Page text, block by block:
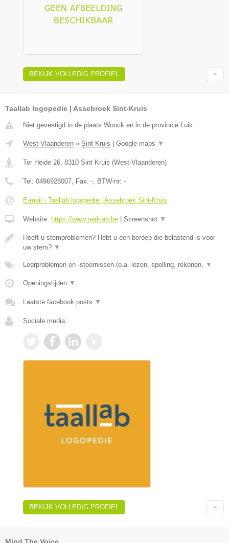
BEKIJK VOLLEDIG PROFIEL
Taallab logopedie | Assebroek Sint-Kruis
Niet gevestigd in de plaats Wonck en in de provincie Luik.
West-Vlaanderen » Sint Kruis | Google maps ▼
Ter Heide 26 8310 Sint Kruis (West-Vlaanderen)
Tel: 0496928007 , Fax: - , BTW-nr: -
E-mail › Taallab logopedie | Assebroek Sint-Kruis
Website: https://www.taal-lab.be | Screenshot ▼
Heeft u stemproblemen? Hebt u een beroep die belastend is voor
uw stem? ▼
Leerproblemen en -stoornissen (o.a. lezen, spelling, rekenen, ▼
Openingstijden ▼
Laatste facebook posts ▼
Sociale media:
BEKIJK VOLLEDIG PROFIEL
Mind The Voice